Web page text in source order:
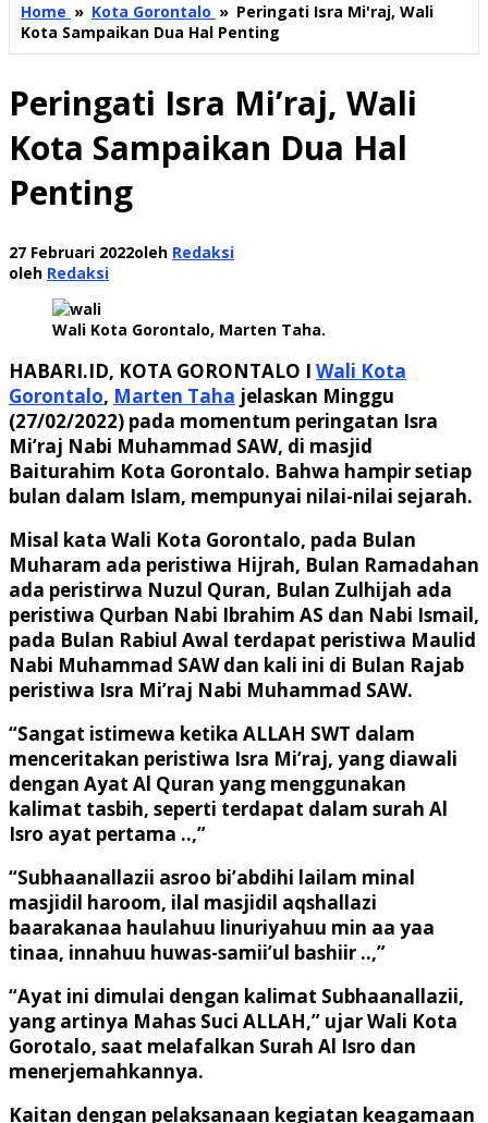
Home » Kota Gorontalo » Peringati Isra Mi'raj, Wali
Kota Sampaikan Dua Hal Penting
Peringati Isra Mi’raj, Wali
Kota Sampaikan Dua Hal
Penting
27 Februari 2022oleh Redaksi
oleh Redaksi
Wali Kota Gorontalo, Marten Taha.
HABARI.ID, KOTA GORONTALO I Wali Kota
Gorontalo, Marten Taha jelaskan Minggu
(27/02/2022) pada momentum peringatan Isra
Mi’raj Nabi Muhammad SAW, di masjid
Baiturahim Kota Gorontalo. Bahwa hampir setiap
bulan dalam Islam, mempunyai nilai-nilai sejarah.
Misal kata Wali Kota Gorontalo, pada Bulan
Muharam ada peristiwa Hijrah, Bulan Ramadahan
ada peristirwa Nuzul Quran, Bulan Zulhijah ada
peristiwa Qurban Nabi Ibrahim AS dan Nabi Ismail,
pada Bulan Rabiul Awal terdapat peristiwa Maulid
Nabi Muhammad SAW dan kali ini di Bulan Rajab
peristiwa Isra Mi’raj Nabi Muhammad SAW.
“Sangat istimewa ketika ALLAH SWT dalam
menceritakan peristiwa Isra Mi’raj, yang diawali
dengan Ayat Al Quran yang menggunakan
kalimat tasbih, seperti terdapat dalam surah Al
Isro ayat pertama ..,”
“Subhaanallazii asroo bi’abdihi lailam minal
masjidil haroom, ilal masjidil aqshallazi
baarakanaa haulahuu linuriyahuu min aa yaa
tinaa, innahuu huwas-samii’ul bashiir ..,”
“Ayat ini dimulai dengan kalimat Subhaanallazii,
yang artinya Mahas Suci ALLAH,” ujar Wali Kota
Gorotalo, saat melafalkan Surah Al Isro dan
menerjemahkannya.
Kaitan dengan pelaksanaan kegiatan keagamaan